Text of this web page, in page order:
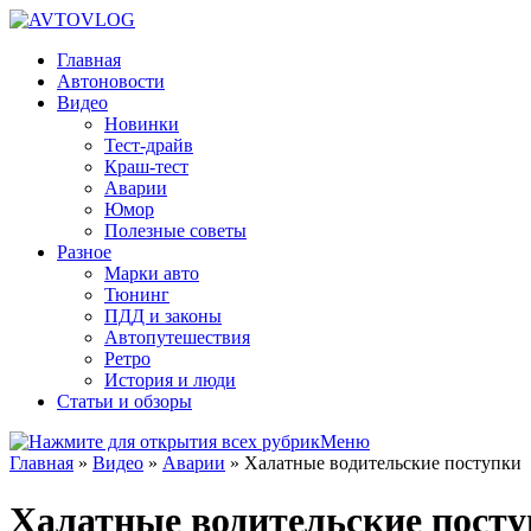
Главная
Автоновости
Видео
Новинки
Тест-драйв
Краш-тест
Аварии
Юмор
Полезные советы
Разное
Марки авто
Тюнинг
ПДД и законы
Автопутешествия
Ретро
История и люди
Статьи и обзоры
Меню
Главная » Видео » Аварии » Халатные водительские поступки
Халатные водительские